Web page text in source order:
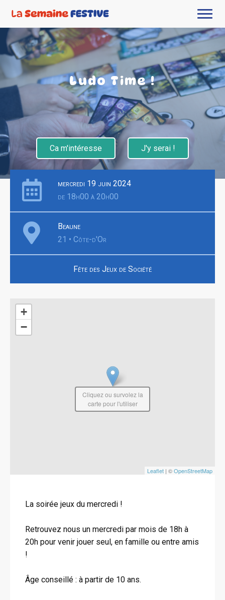
Ludo Time !
Ca m'intéresse J'y serai !
mercredi 19 juin 2024
de 18h00 à 20h00
Beaune
21 • Côte-d'Or
Fête des Jeux de Société
+
−
Leaflet | ©OpenStreetMap
Cliquez ou survolez la
carte pour l'utiliser
La soirée jeux du mercredi !
Retrouvez nous un mercredi par mois de 18h à
20h pour venir jouer seul, en famille ou entre amis
!
Âge conseillé : à partir de 10 ans.